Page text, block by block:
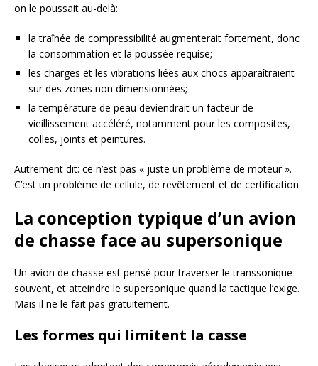
on le poussait au-delà:
la traînée de compressibilité augmenterait fortement, donc
la consommation et la poussée requise;
les charges et les vibrations liées aux chocs apparaîtraient
sur des zones non dimensionnées;
la température de peau deviendrait un facteur de
vieillissement accéléré, notamment pour les composites,
colles, joints et peintures.
Autrement dit: ce n’est pas « juste un problème de moteur ».
C’est un problème de cellule, de revêtement et de certification.
La conception typique d’un avion
de chasse face au supersonique
Un avion de chasse est pensé pour traverser le transsonique
souvent, et atteindre le supersonique quand la tactique l’exige.
Mais il ne le fait pas gratuitement.
Les formes qui limitent la casse